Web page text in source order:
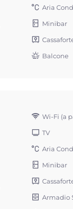
Aria
Minibar
Balcone
Wi-Fi (a
TV
Aria
Minibar
Armadio